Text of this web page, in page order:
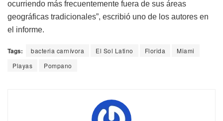
ocurriendo más frecuentemente fuera de sus áreas
geográficas tradicionales”, escribió uno de los autores en
el informe.
Tags: bacteria carnívora El Sol Latino Florida
Miami
Playas
Pompano